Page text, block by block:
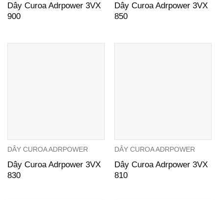
Dây Curoa Adrpower 3VX
900
Dây Curoa Adrpower 3VX
850
DÂY CUROA ADRPOWER
Dây Curoa Adrpower 3VX
830
DÂY CUROA ADRPOWER
Dây Curoa Adrpower 3VX
810